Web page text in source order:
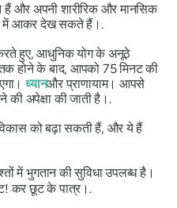
हैं और अपनी शारीरिक और मानसिक
में आकर देख सकते हैं।.
करते हुए, आधुनिक योग के अनूठे
होने के बाद, आपको 75 मिनट की
ध्यानऔर प्राणायाम। आपसे
की अपेक्षा की जाती है।.
को बढ़ा सकती हैं, और ये हैं
में भुगतान की सुविधा उपलब्ध है।
कर छूट के पात्र।.